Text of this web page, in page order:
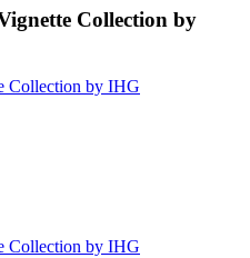
Collection by
Collection by IHG
Collection by IHG